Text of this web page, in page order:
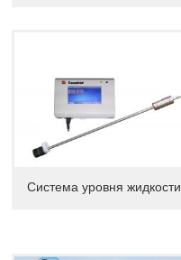
Система уровня жидкости